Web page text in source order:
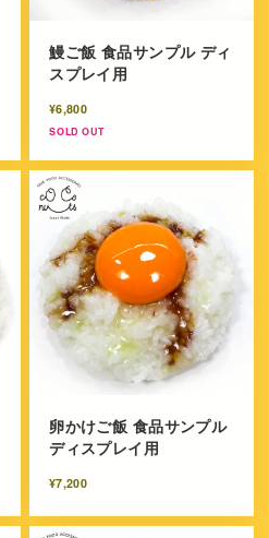
鰻ご飯 食品サンプル ディ
スプレイ用
¥6,800
SOLD OUT
卵かけご飯 食品サンプル
ディスプレイ用
¥7,200